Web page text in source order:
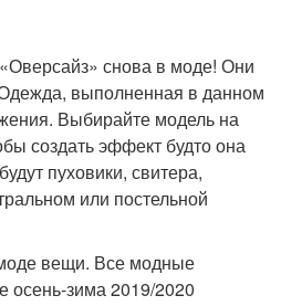
снова в моде! Они
выполненная в данном
Выбирайте модель на
создать эффект будто она
пуховики, свитера,
или постельной